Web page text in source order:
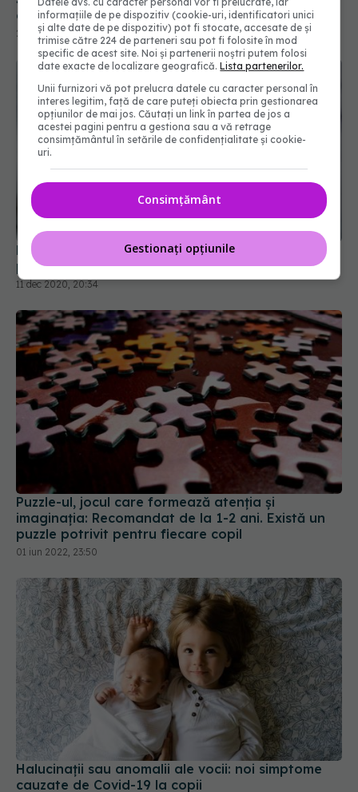
28 mai 2021, 22:11
Boala cu o mie de fețe despre care părinții știu
prea puține
11 dec 2020, 20:34
Puzzle-ul, jocul care formează atenția și
imaginația: Recomandat de la 1-2 ani. Există un
puzzle potrivit pentru fiecare copil
01 iun 2022, 23:50
Halucinații sau anomalii ale vocii: noi simptome
cauzate de Covid-19 la copii
21 apr 2021, 20:14
informațiile de pe dispozitiv (cookie-uri, identificatori unici
și alte date de pe dispozitiv) pot fi stocate, accesate de și
trimise către 224 de parteneri sau pot fi folosite în mod
specific de acest site. Noi și partenerii noștri putem folosi
date exacte de localizare geografică.Lista partenerilor.
Unii furnizori vă pot prelucra datele cu caracter personal în
interes legitim, față de care puteți obiecta prin gestionarea
opțiunilor de mai jos. Căutați un link în partea de jos a
acestei pagini pentru a gestiona sau a vă retrage
consimțământul în setările de confidențialitate și cookie-
uri.
Consimțământ
Gestionați opțiunile